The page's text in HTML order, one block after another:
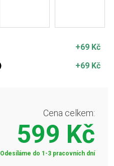
+69 Kč
+69 Kč
Cena celkem:
599 Kč
Odesíláme do 1-3 pracovních dní